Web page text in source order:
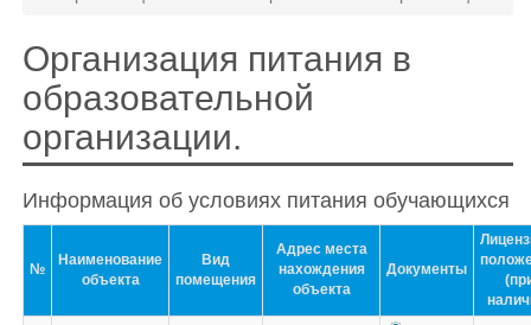
Организация питания в
образовательной
организации.
Информация об условиях питания обучающихся
№
Наименование
объекта
Вид
помещения
Адрес места
нахождения
объекта
Документы